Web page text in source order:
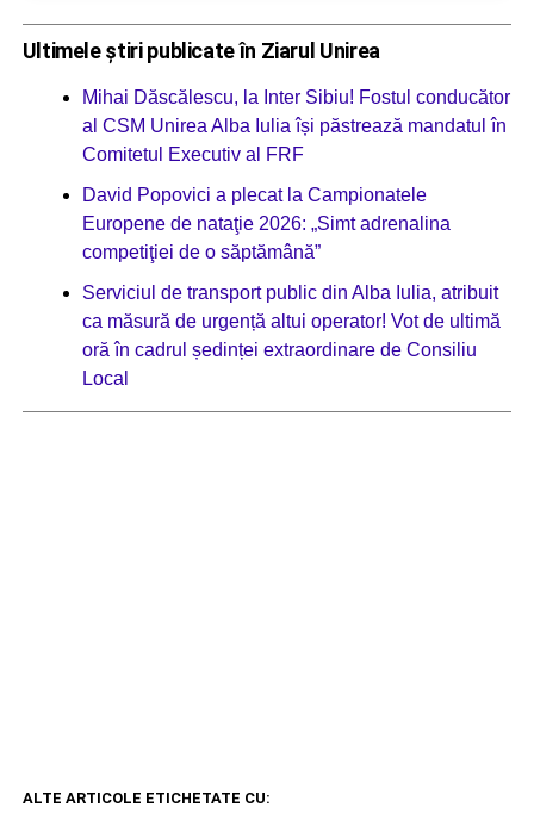
Ultimele știri publicate în Ziarul Unirea
Mihai Dăscălescu, la Inter Sibiu! Fostul conducător
al CSM Unirea Alba Iulia își păstrează mandatul în
Comitetul Executiv al FRF
David Popovici a plecat la Campionatele
Europene de nataţie 2026: „Simt adrenalina
competiţiei de o săptămână”
Serviciul de transport public din Alba Iulia, atribuit
ca măsură de urgență altui operator! Vot de ultimă
oră în cadrul ședinței extraordinare de Consiliu
Local
ALTE ARTICOLE ETICHETATE CU: